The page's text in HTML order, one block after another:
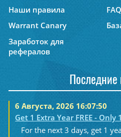
Наши правила
Warrant Canary
Заработок для
рефералов
Последние
6 Августа, 2026 16:07:50
Get 1 Extra Year FREE -
For the next 3 days, get 1